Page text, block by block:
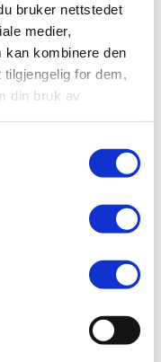
bruker nettstedet
medier,
kan kombinere den
for dem,
din bruk av